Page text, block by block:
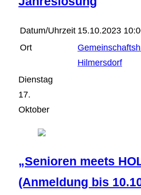
Datum/Uhrzeit 15.10.2023
Ort
Hilmersdorf
Dienstag
17.
Oktober
„Senioren meets
(Anmeldung bis